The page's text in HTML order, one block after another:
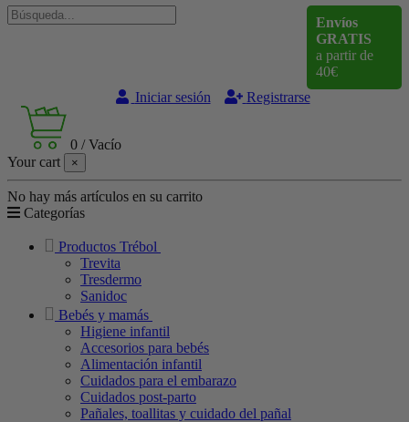
Envíos
GRATIS
a partir de
40€
Iniciar sesión
Registrarse
0 /Vacío
Your cart
×
No hay más artículos en su carrito
Categorías
Productos Trébol
Trevita
Tresdermo
Sanidoc
Bebés y mamás
Higiene infantil
Accesorios para bebés
Alimentación infantil
Cuidados para el embarazo
Cuidados post-parto
Pañales, toallitas y cuidado del pañal